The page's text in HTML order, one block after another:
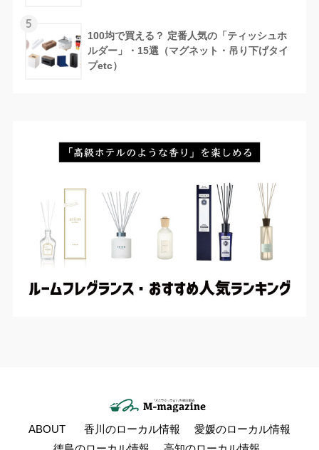
5
100均で買える？ 定番人気の「ティッシュホ
ルダー」・15選（マグネット・吊り下げタイ
プetc）
ABOUT 香川のローカル情報
愛媛のローカル情報